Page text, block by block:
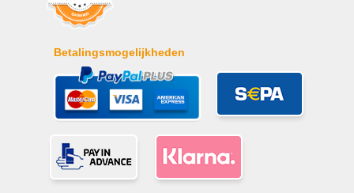
Betalingsmogelijkheden